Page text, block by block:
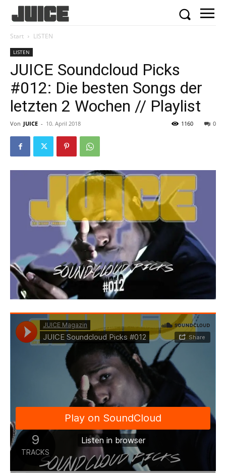
Start LISTEN
LISTEN
JUICE Soundcloud Picks
#012: Die besten Songs der
letzten 2 Wochen // Playlist
Von JUICE - 10. April 2018 0
1160